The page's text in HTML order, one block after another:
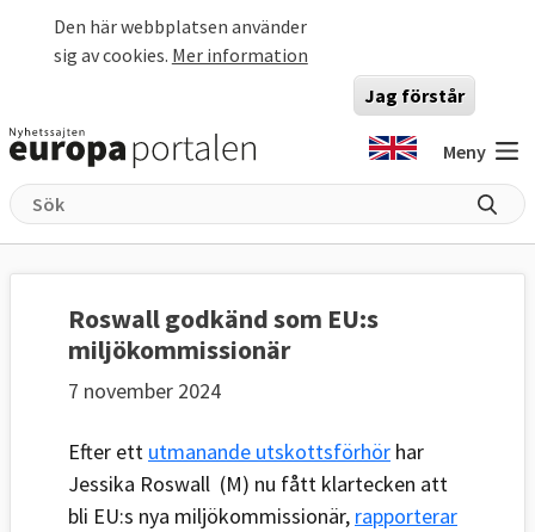
Den här webbplatsen använder
sig av cookies. Mer information
Jag förstår
Meny
Roswall godkänd som EU:s
miljökommissionär
7 november 2024
Efter ett utmanande utskottsförhör har
Jessika Roswall (M) nu fått klartecken att
bli EU:s nya miljökommissionär, rapporterar